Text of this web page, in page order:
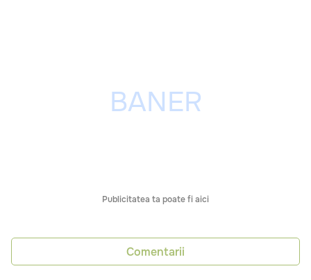
Publicitatea ta poate fi aici
Comentarii